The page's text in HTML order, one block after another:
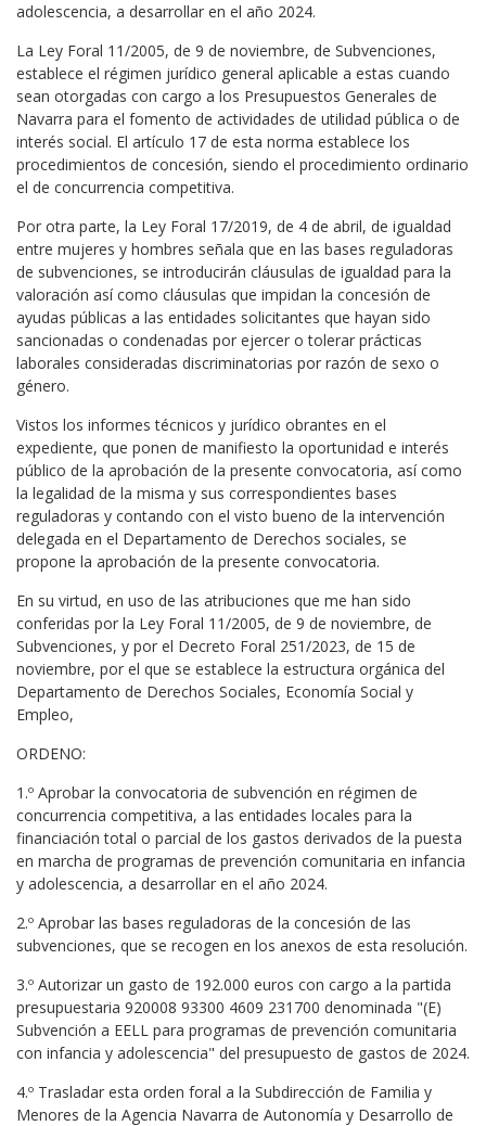
adolescencia, a desarrollar en el año 2024.
La Ley Foral 11/2005, de 9 de noviembre, de Subvenciones,
establece el régimen jurídico general aplicable a estas cuando
sean otorgadas con cargo a los Presupuestos Generales de
Navarra para el fomento de actividades de utilidad pública o de
interés social. El artículo 17 de esta norma establece los
procedimientos de concesión, siendo el procedimiento ordinario
el de concurrencia competitiva.
Por otra parte, la Ley Foral 17/2019, de 4 de abril, de igualdad
entre mujeres y hombres señala que en las bases reguladoras
de subvenciones, se introducirán cláusulas de igualdad para la
valoración así como cláusulas que impidan la concesión de
ayudas públicas a las entidades solicitantes que hayan sido
sancionadas o condenadas por ejercer o tolerar prácticas
laborales consideradas discriminatorias por razón de sexo o
género.
Vistos los informes técnicos y jurídico obrantes en el
expediente, que ponen de manifiesto la oportunidad e interés
público de la aprobación de la presente convocatoria, así como
la legalidad de la misma y sus correspondientes bases
reguladoras y contando con el visto bueno de la intervención
delegada en el Departamento de Derechos sociales, se
propone la aprobación de la presente convocatoria.
En su virtud, en uso de las atribuciones que me han sido
conferidas por la Ley Foral 11/2005, de 9 de noviembre, de
Subvenciones, y por el Decreto Foral 251/2023, de 15 de
noviembre, por el que se establece la estructura orgánica del
Departamento de Derechos Sociales, Economía Social y
Empleo,
ORDENO:
1.º Aprobar la convocatoria de subvención en régimen de
concurrencia competitiva, a las entidades locales para la
financiación total o parcial de los gastos derivados de la puesta
en marcha de programas de prevención comunitaria en infancia
y adolescencia, a desarrollar en el año 2024.
2.º Aprobar las bases reguladoras de la concesión de las
subvenciones, que se recogen en los anexos de esta resolución.
3.º Autorizar un gasto de 192.000 euros con cargo a la partida
presupuestaria 920008 93300 4609 231700 denominada "(E)
Subvención a EELL para programas de prevención comunitaria
con infancia y adolescencia" del presupuesto de gastos de 2024.
4.º Trasladar esta orden foral a la Subdirección de Familia y
Menores de la Agencia Navarra de Autonomía y Desarrollo de